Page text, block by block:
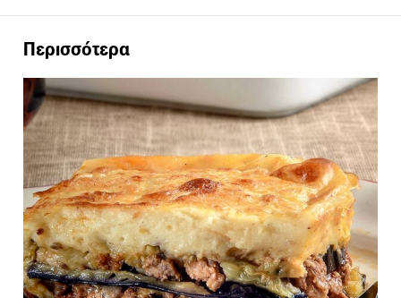
Περισσότερα